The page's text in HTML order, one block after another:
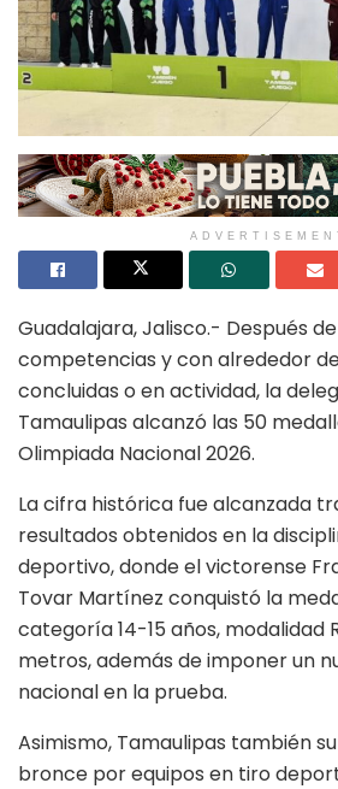
Guadalajara, Jalisco.- Después
competencias y con alrededor
concluidas o en actividad, la
Tamaulipas alcanzó las 50
Olimpiada Nacional 2026.
La cifra histórica fue alcanzada
resultados obtenidos en la
deportivo, donde el victorense
Tovar Martínez conquistó la
categoría 14-15 años, modalidad
metros, además de imponer un
nacional en la prueba.
Asimismo, Tamaulipas también
bronce por equipos en tiro